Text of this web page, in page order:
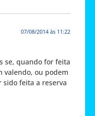
07/08/2014 às 11:22
se, quando for feita
valendo, ou podem
sido feita a reserva